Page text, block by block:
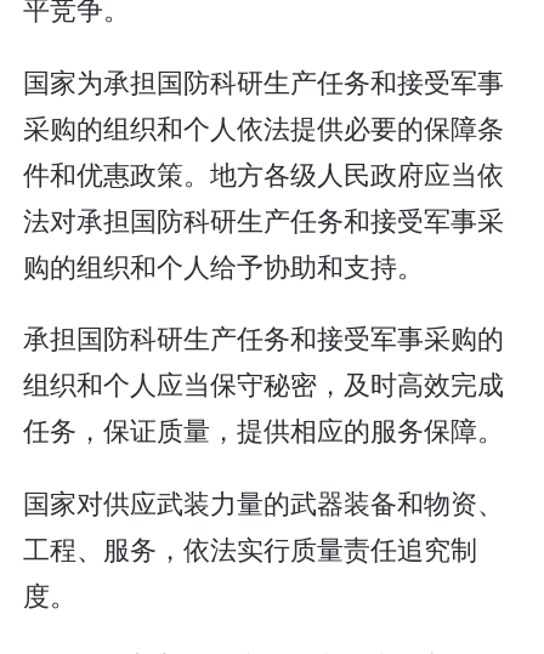
平竞争。
国家为承担国防科研生产任务和接受军事
采购的组织和个人依法提供必要的保障条
件和优惠政策。地方各级人民政府应当依
法对承担国防科研生产任务和接受军事采
购的组织和个人给予协助和支持。
承担国防科研生产任务和接受军事采购的
组织和个人应当保守秘密，及时高效完成
任务，保证质量，提供相应的服务保障。
国家对供应武装力量的武器装备和物资、
工程、服务，依法实行质量责任追究制
度。